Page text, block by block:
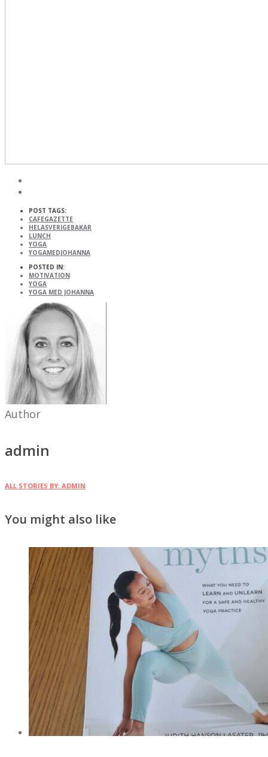
POST TAGS:
CAFEGAZETTE
HELASVERIGEBAKAR
LUNCH
YOGA
YOGAMEDJOHANNA
POSTED IN:
MOTIVATION
YOGA
YOGA MED JOHANNA
Author
admin
ALL STORIES BY: ADMIN
You might also like